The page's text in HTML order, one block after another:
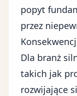
popyt
przez
Dla branż
takich jak
rozwijające